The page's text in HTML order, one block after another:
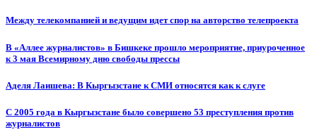
Между телекомпанией и ведущим идет спор на авторство телепроекта
В «Аллее журналистов» в Бишкеке прошло мероприятие, приуроченное
к 3 мая Всемирному дню свободы прессы
Аделя Лаишева: В Кыргызстане к СМИ относятся как к слуге
С 2005 года в Кыргызстане было совершено 53 преступления против
журналистов